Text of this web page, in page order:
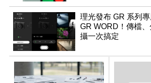
理光發布 GR 系列專
GR WORD！傳檔
攝一次搞定